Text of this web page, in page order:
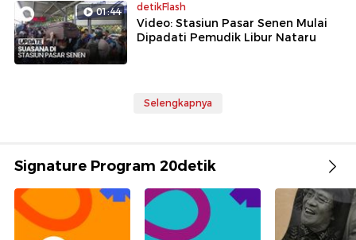
01:44 detikFlash
Video: Stasiun Pasar Senen Mulai
Dipadati Pemudik Libur Nataru
Selengkapnya
Signature Program 20detik